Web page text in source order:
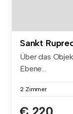
Sankt
Über das
Ebene...
2 Zimmer